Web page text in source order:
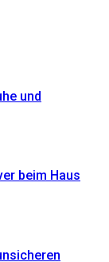
und
beim Haus